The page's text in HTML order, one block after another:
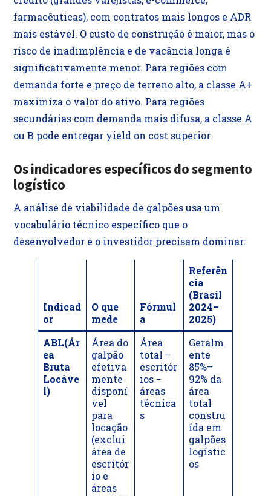
farmacêuticas), com contratos mais longos e ADR
mais estável. O custo de construção é maior, mas o
risco de inadimplência e de vacância longa é
significativamente menor. Para regiões com
demanda forte e preço de terreno alto, a classe A+
maximiza o valor do ativo. Para regiões
secundárias com demanda mais difusa, a classe A
ou B pode entregar yield on cost superior.
Os indicadores específicos do segmento
logístico
A análise de viabilidade de galpões usa um
vocabulário técnico específico que o
desenvolvedor e o investidor precisam dominar:
Indicad
or
O que
mede
Fórmul
a
Referên
cia
(Brasil
2024–
2025)
ABL(Ár
ea
Bruta
Locáve
l)
Área do
galpão
efetiva
mente
disponí
vel
para
locação
(exclui
área de
escritór
io e
áreas
Área
total −
escritór
ios −
áreas
técnica
s
Geralm
ente
85%–
92% da
área
total
constru
ída em
galpões
logístic
os